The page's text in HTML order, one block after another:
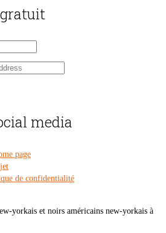
media
page
de confidentialité
yorkais et noirs américains new-yorkais à